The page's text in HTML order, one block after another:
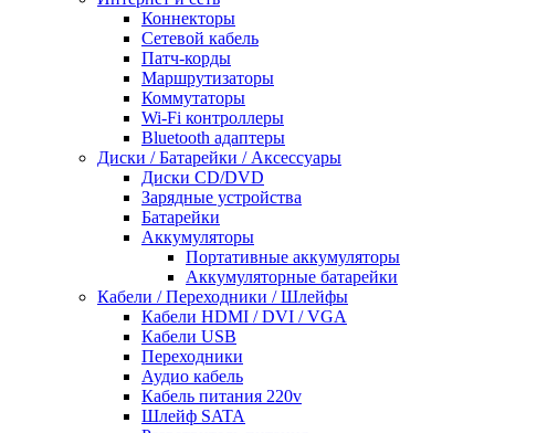
Коннекторы
Сетевой кабель
Патч-корды
Маршрутизаторы
Коммутаторы
Wi-Fi контроллеры
Bluetooth адаптеры
Диски / Батарейки / Аксессуары
Диски CD/DVD
Зарядные устройства
Батарейки
Аккумуляторы
Портативные аккумуляторы
Аккумуляторные батарейки
Кабели / Переходники / Шлейфы
Кабели HDMI / DVI / VGA
Кабели USB
Переходники
Аудио кабель
Кабель питания 220v
Шлейф SATA